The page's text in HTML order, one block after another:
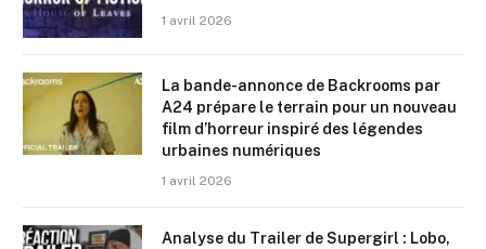
1 avril 2026
La bande-annonce de Backrooms par
A24 prépare le terrain pour un nouveau
film d’horreur inspiré des légendes
urbaines numériques
1 avril 2026
Analyse du Trailer de Supergirl : Lobo,